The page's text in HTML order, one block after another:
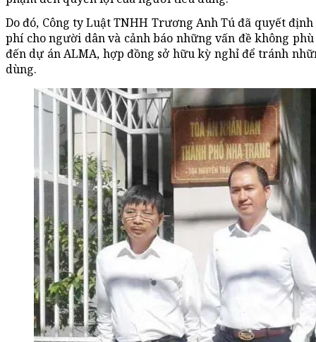
Do đó, Công ty Luật TNHH Trương Anh Tú đã quyết
phí cho người dân và cảnh báo những vấn đề không
đến dự án ALMA, hợp đồng sở hữu kỳ nghỉ để tránh
dùng.